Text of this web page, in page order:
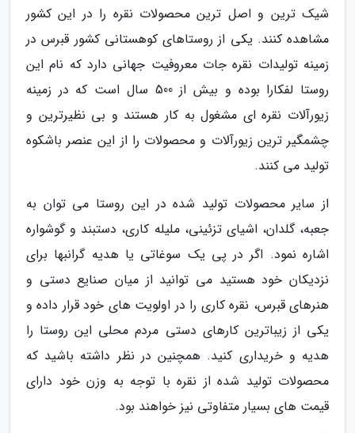
شیک ترین و اصل ترین محصولات نقره را در این کشور
مشاهده کنند. یکی از روستاهای کوهستانی کشور قبرس در
زمینه تولیدات نقره جات معروفیت جهانی دارد که نام این
روستا لفکارا بوده و بیش از 500 سال است که در زمینه
زیورآلات نقره ای مشغول به کار هستند و بی نظیرترین و
چشمگیر ترین زیورآلات و محصولات را از این عنصر باشکوه
تولید می کنند.
از سایر محصولات تولید شده در این روستا می توان به
جعبه، گلدان، اشیای تزئینی، ملیله کاری، دستبند و گوشواره
اشاره نمود. اگر در پی یک سوغاتی یا هدیه گرانبها برای
نزدیکان خود هستید می توانید از میان صنایع دستی و
هنرهای قبرس، نقره کاری را در اولویت های خود قرار داده و
یکی از زیباترین کارهای دستی مردم محلی این روستا را
هدیه و خریداری کنید. همچنین در نظر داشته باشید که
محصولات تولید شده از نقره با توجه به وزن خود دارای
قیمت های بسیار متفاوتی نیز خواهند بود.